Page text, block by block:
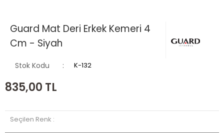
Guard Mat Deri Erkek Kemeri 4
Cm - Siyah
Stok Kodu K-132
835,00 TL
Seçilen Renk :